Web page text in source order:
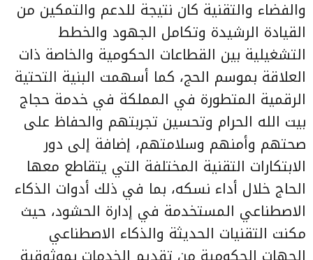
والفضاء والتقنية كان نتيجة للدعم والتمكين من
القيادة الرشيدة وتكامل الجهود والخطط
التشغيلية بين القطاعات الحكومية والخاصة ذات
العلاقة بموسم الحج، كما أسهمت البنية التحتية
الرقمية المتطورة في المملكة في خدمة حجاج
بيت الله الحرام وتحسين تجربتهم والحفاظ على
صحتهم وأمنهم وسلامتهم، إضافة إلى دور
الابتكارات التقنية المختلفة التي يتقاطع معها
الحاج خلال أداء نسكه، بما في ذلك أدوات الذكاء
الاصطناعي المستخدمة في إدارة الحشود، حيث
مكنت التقنيات الحديثة والذكاء الاصطناعي